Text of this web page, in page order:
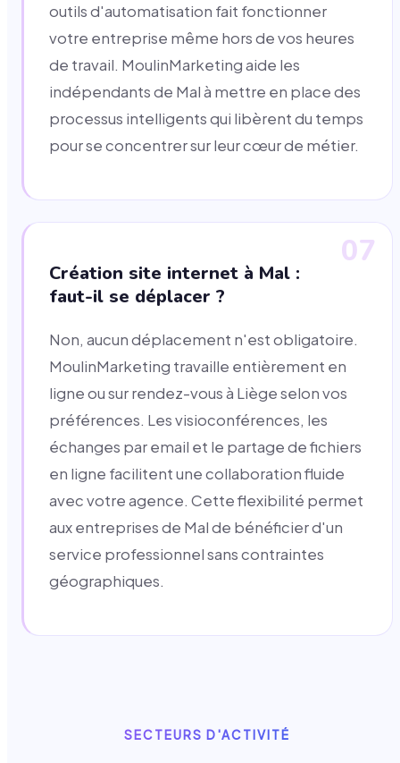
outils d'automatisation fait fonctionner
votre entreprise même hors de vos heures
de travail. MoulinMarketing aide les
indépendants de Mal à mettre en place des
processus intelligents qui libèrent du temps
pour se concentrer sur leur cœur de métier.
07
Création site internet à Mal :
faut-il se déplacer ?
Non, aucun déplacement n'est obligatoire.
MoulinMarketing travaille entièrement en
ligne ou sur rendez-vous à Liège selon vos
préférences. Les visioconférences, les
échanges par email et le partage de fichiers
en ligne facilitent une collaboration fluide
avec votre agence. Cette flexibilité permet
aux entreprises de Mal de bénéficier d'un
service professionnel sans contraintes
géographiques.
SECTEURS D'ACTIVITÉ